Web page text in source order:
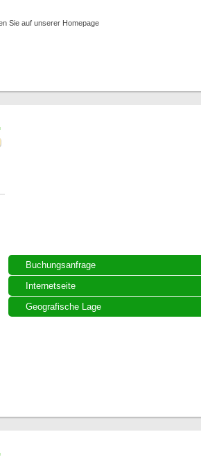
Sie auf unserer Homepage
Buchungsanfrage
Internetseite
Geografische Lage